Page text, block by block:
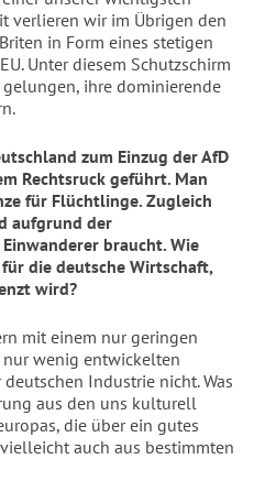
verlieren wir im Übrigen den
in Form eines stetigen
Unter diesem Schutzschirm
ihre dominierende
zum Einzug der AfD
Rechtsruck geführt. Man
für Flüchtlinge. Zugleich
aufgrund der
braucht. Wie
die deutsche Wirtschaft,
wird?
mit einem nur geringen
wenig entwickelten
Industrie nicht. Was
aus den uns kulturell
die über ein gutes
auch aus bestimmten